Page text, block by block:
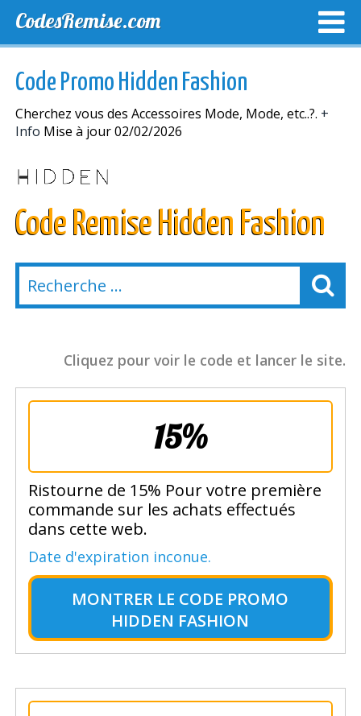
CodesRemise.com
NOUVELLES MAGASINS
Code Promo Hidden Fashion
Cherchez vous des Accessoires Mode, Mode, etc..?. +
Info Mise à jour 02/02/2026
Code Remise Hidden Fashion
Cliquez pour voir le code et lancer le site.
15%
Ristourne de 15% Pour votre première
commande sur les achats effectués
dans cette web.
Date d'expiration inconue.
MONTRER LE CODE PROMO
HIDDEN FASHION